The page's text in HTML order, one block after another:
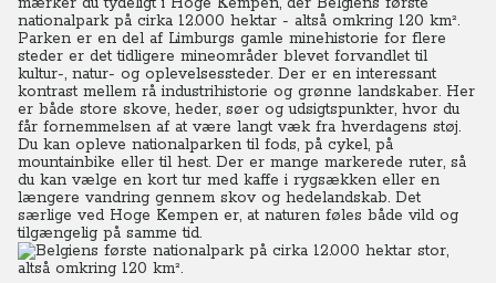
nationalpark på cirka 12.000 hektar - altså omkring 120 km².
Parken er en del af Limburgs gamle minehistorie for flere
steder er det tidligere mineområder blevet forvandlet til
kultur-, natur- og oplevelsessteder. Der er en interessant
kontrast mellem rå industrihistorie og grønne landskaber. Her
er både store skove, heder, søer og udsigtspunkter, hvor du
får fornemmelsen af at være langt væk fra hverdagens støj.
Du kan opleve nationalparken til fods, på cykel, på
mountainbike eller til hest. Der er mange markerede ruter, så
du kan vælge en kort tur med kaffe i rygsækken eller en
længere vandring gennem skov og hedelandskab. Det
særlige ved Hoge Kempen er, at naturen føles både vild og
tilgængelig på samme tid.